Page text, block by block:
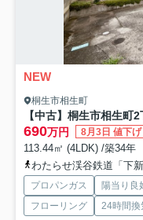
NEW
桐生市相生町
690万円 8月3日 値下げ
113.44㎡ (4LDK) /築34年
わたらせ渓谷鉄道「下
プロパンガス 陽当り良
フローリング
24時間換